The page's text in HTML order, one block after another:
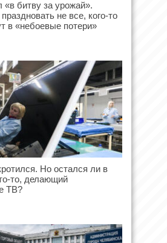
«в битву за урожай».
не все, кого-то
в «небоевые потери»
Но остался ли в
то, делающий
ТВ?